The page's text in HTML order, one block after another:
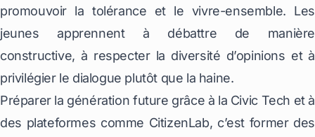
promouvoir la tolérance et le vivre-ensemble. Les
jeunes apprennent à débattre de manière
constructive, à respecter la diversité d’opinions et à
privilégier le dialogue plutôt que la haine.
Préparer la génération future grâce à la Civic Tech et à
des plateformes comme CitizenLab, c’est former des